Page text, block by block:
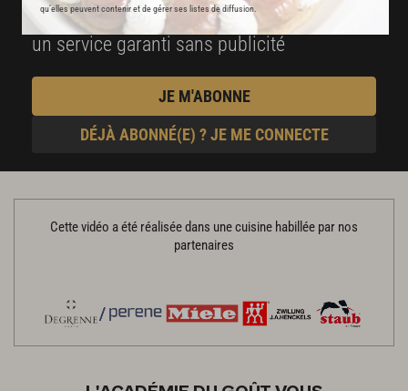
qu’elles peuvent contenir et de gérer ses listes de diffusion.
Stop pub
un service garanti sans publicité
JE M'ABONNE
DÉJÀ ABONNÉ(E) ? JE ME CONNECTE
Cette vidéo a été réalisée dans une cuisine habillée par nos
partenaires